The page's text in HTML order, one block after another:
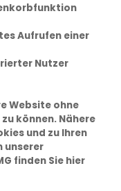
Aufrufen einer
Nutzer
Website ohne
können. Nähere
und zu Ihren
unserer
finden Sie hier